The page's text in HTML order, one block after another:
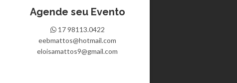
Agende seu Evento
17 98113.0422
eebmattos@hotmail.com
eloisamattos9@gmail.com